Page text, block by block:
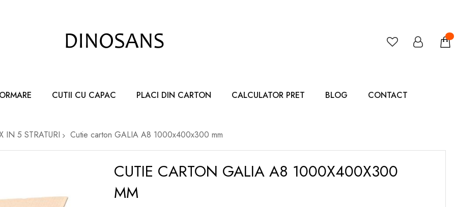
CUTII CU CAPAC PLACI DIN CARTON CALCULATOR PRET BLOG CONTACT
IN 5 STRATURI Cutie carton GALIA A8 1000x400x300 mm
CUTIE CARTON GALIA A8 1000X400X300
MM